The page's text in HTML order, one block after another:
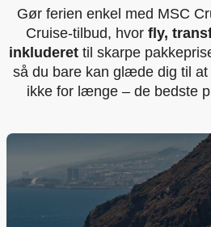
Gør ferien enkel med MSC
Cruise-tilbud, hvor fly,
inkluderettil skarpe
så du bare kan glæde dig til
ikke for længe – de bedste